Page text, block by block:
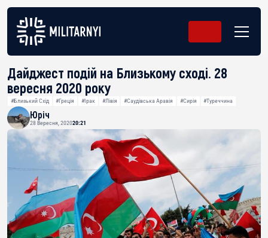
Дайджест подій на Близькому сході. 28
вересня 2020 року
#Близький Схід #Греція #Ірак #Лівія #Саудівська Аравія #Сирія #Туреччина
Юріч
28 Вересня, 202020:21